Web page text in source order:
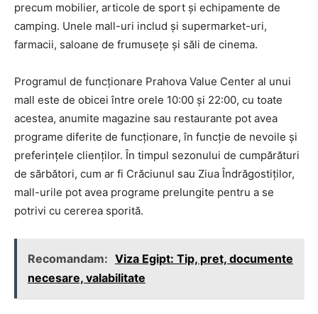
precum mobilier, articole de sport și echipamente de
camping. Unele mall-uri includ și supermarket-uri,
farmacii, saloane de frumusețe și săli de cinema.
Programul de funcționare Prahova Value Center al unui
mall este de obicei între orele 10:00 și 22:00, cu toate
acestea, anumite magazine sau restaurante pot avea
programe diferite de funcționare, în funcție de nevoile și
preferințele clienților. În timpul sezonului de cumpărături
de sărbători, cum ar fi Crăciunul sau Ziua Îndrăgostiților,
mall-urile pot avea programe prelungite pentru a se
potrivi cu cererea sporită.
Recomandam: Viza Egipt: Tip, pret, documente
necesare, valabilitate